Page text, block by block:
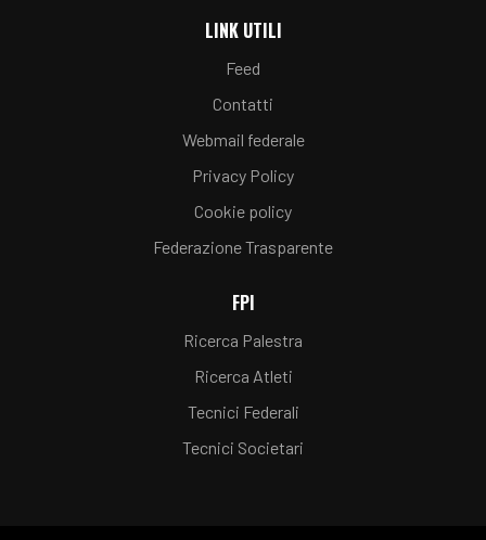
LINK UTILI
Feed
Contatti
Webmail federale
Privacy Policy
Cookie policy
Federazione Trasparente
FPI
Ricerca Palestra
Ricerca Atleti
Tecnici Federali
Tecnici Societari